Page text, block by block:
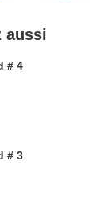
aussi
# 4
# 3